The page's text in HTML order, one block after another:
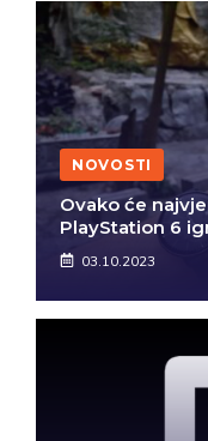
NOVOSTI
Ovako će
PlayStation 6
03.10.2023